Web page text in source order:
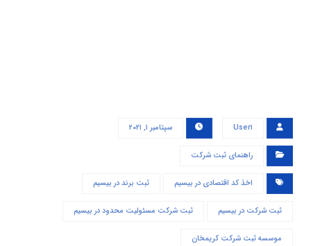
User۱ سپتامبر ۱, ۲۰۲۱
راهنمای ثبت شرکت
اخذ کد اقتصادی در بیسیم ثبت برند در بیسیم
ثبت شرکت در بیسیم ثبت شرکت مسئولیت محدود در بیسیم
موسسه ثبت شرکت کریمخان